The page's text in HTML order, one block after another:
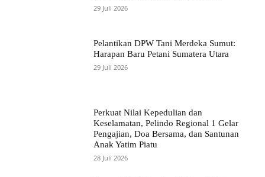
29 Juli 2026
Pelantikan DPW Tani Merdeka Sumut:
Harapan Baru Petani Sumatera Utara
29 Juli 2026
Perkuat Nilai Kepedulian dan
Keselamatan, Pelindo Regional 1 Gelar
Pengajian, Doa Bersama, dan Santunan
Anak Yatim Piatu
28 Juli 2026